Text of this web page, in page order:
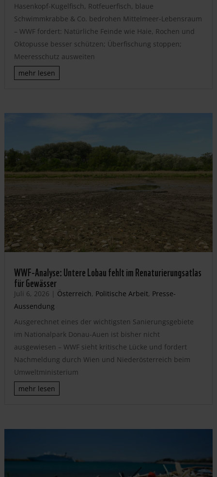
Hasenkopf-Kugelfisch, Rotfeuerfisch, blaue
Schwimmkrabbe & Co. bedrohen Mittelmeer-Lebensraum
– WWF fordert: Natürliche Feinde wie Haie, Rochen und
Oktopusse besser schützen; Überfischung stoppen;
Meeresschutz ausweiten
mehr lesen
WWF-Analyse: Untere Lobau fehlt im Renaturierungsatlas
für Gewässer
Juli 6, 2026 | Österreich, Politische Arbeit, Presse-
Aussendung
Ausgerechnet eines der wichtigsten Sanierungsgebiete
im Nationalpark Donau-Auen ist bisher nicht
ausgewiesen – WWF sieht kritische Lücke und fordert
Nachmeldung durch Wien und Niederösterreich beim
Umweltministerium
mehr lesen